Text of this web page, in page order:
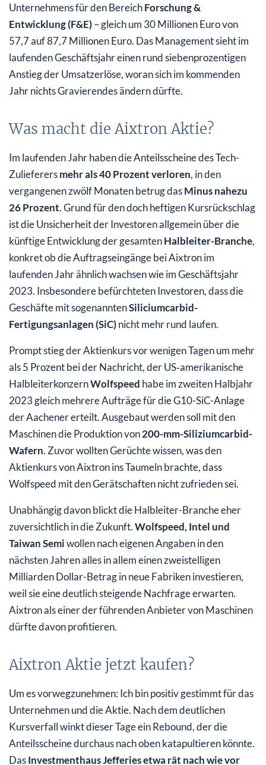
Unternehmens für den BereichForschung &
Entwicklung (F&E)– gleich um 30 Millionen Euro von
57,7 auf 87,7 Millionen Euro. Das Management sieht im
laufenden Geschäftsjahr einen rund siebenprozentigen
Anstieg der Umsatzerlöse, woran sich im kommenden
Jahr nichts Gravierendes ändern dürfte.
Was macht die Aixtron Aktie?
Im laufenden Jahr haben die Anteilsscheine des Tech-
Zulieferersmehr als 40 Prozent verloren, in den
vergangenen zwölf Monaten betrug dasMinus nahezu
26 Prozent. Grund für den doch heftigen Kursrückschlag
ist die Unsicherheit der Investoren allgemein über die
künftige Entwicklung der gesamtenHalbleiter-Branche,
konkret ob die Auftragseingänge bei Aixtron im
laufenden Jahr ähnlich wachsen wie im Geschäftsjahr
2023. Insbesondere befürchteten Investoren, dass die
Geschäfte mit sogenanntenSiliciumcarbid-
Fertigungsanlagen (SiC)nicht mehr rund laufen.
Prompt stieg der Aktienkurs vor wenigen Tagen um mehr
als 5 Prozent bei der Nachricht, der US‑amerikanische
HalbleiterkonzernWolfspeed habe im zweiten Halbjahr
2023 gleich mehrere Aufträge für die G10-SiC-Anlage
der Aachener erteilt. Ausgebaut werden soll mit den
Maschinen die Produktion von200-mm-Siliziumcarbid-
Wafern. Zuvor wollten Gerüchte wissen, was den
Aktienkurs von Aixtron ins Taumeln brachte, dass
Wolfspeed mit den Gerätschaften nicht zufrieden sei.
Unabhängig davon blickt die Halbleiter-Branche eher
zuversichtlich in die Zukunft.Wolfspeed, Intel und
Taiwan Semiwollen nach eigenen Angaben in den
nächsten Jahren alles in allem einen zweistelligen
Milliarden Dollar-Betrag in neue Fabriken investieren,
weil sie eine deutlich steigende Nachfrage erwarten.
Aixtron als einer der führenden Anbieter von Maschinen
dürfte davon profitieren.
Aixtron Aktie jetzt kaufen?
Um es vorwegzunehmen: Ich bin positiv gestimmt für das
Unternehmen und die Aktie. Nach dem deutlichen
Kursverfall winkt dieser Tage ein Rebound, der die
Anteilsscheine durchaus nach oben katapultieren könnte.
DasInvestmenthaus Jefferies etwa rät nach wie vor